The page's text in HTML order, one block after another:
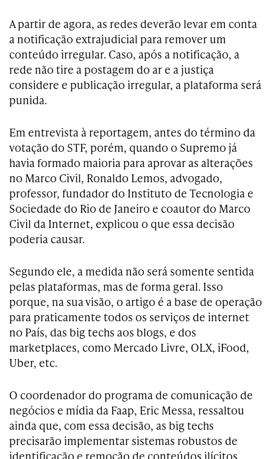
A partir de agora, as redes deverão levar em conta
a notificação extrajudicial para remover um
conteúdo irregular. Caso, após a notificação, a
rede não tire a postagem do ar e a justiça
considere e publicação irregular, a plataforma será
punida.
Em entrevista à reportagem, antes do término da
votação do STF, porém, quando o Supremo já
havia formado maioria para aprovar as alterações
no Marco Civil, Ronaldo Lemos, advogado,
professor, fundador do Instituto de Tecnologia e
Sociedade do Rio de Janeiro e coautor do Marco
Civil da Internet, explicou o que essa decisão
poderia causar.
Segundo ele, a medida não será somente sentida
pelas plataformas, mas de forma geral. Isso
porque, na sua visão, o artigo é a base de operação
para praticamente todos os serviços de internet
no País, das big techs aos blogs, e dos
marketplaces, como Mercado Livre, OLX, iFood,
Uber, etc.
O coordenador do programa de comunicação de
negócios e mídia da Faap, Eric Messa, ressaltou
ainda que, com essa decisão, as big techs
precisarão implementar sistemas robustos de
identificação e remoção de conteúdos ilícitos.